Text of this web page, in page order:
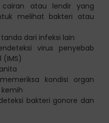
cairan atau lendir yang
melihat bakteri atau
dari infeksi lain
virus penyebab
(IMS)
kondisi organ
bakteri gonore dan